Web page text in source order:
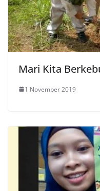
Mari Kita
1 November 2019